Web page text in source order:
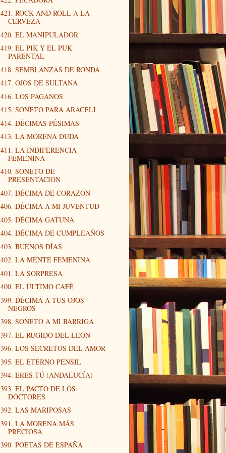
421. ROCK AND ROLL A LA
CERVEZA
420. EL MANIPULADOR
419. EL PIK Y EL PUK
PARENTAL
418. SEMBLANZAS DE RONDA
417. OJOS DE SULTANA
416. LOS PAGANOS
415. SONETO PARA ARACELI
414. DÉCIMAS PÉSIMAS
413. LA MORENA DUDA
411. LA INDIFERENCIA
FEMENINA
410. SONETO DE
PRESENTACIÓN
407. DÉCIMA DE CORAZÓN
406. DÉCIMA A MI JUVENTUD
405. DÉCIMA GATUNA
404. DÉCIMA DE CUMPLEAÑOS
403. BUENOS DÍAS
402. LA MENTE FEMENINA
401. LA SORPRESA
400. EL ÚLTIMO CAFÉ
399. DÉCIMA A TUS OJOS
NEGROS
398. SONETO A MI BARRIGA
397. EL RUGIDO DEL LEÓN
396. LOS SECRETOS DEL AMOR
395. EL ETERNO PENSIL
394. ERES TÚ (ANDALUCÍA)
393. EL PACTO DE LOS
DOCTORES
392. LAS MARIPOSAS
391. LA MORENA MÁS
PRECIOSA
390. POETAS DE ESPAÑA